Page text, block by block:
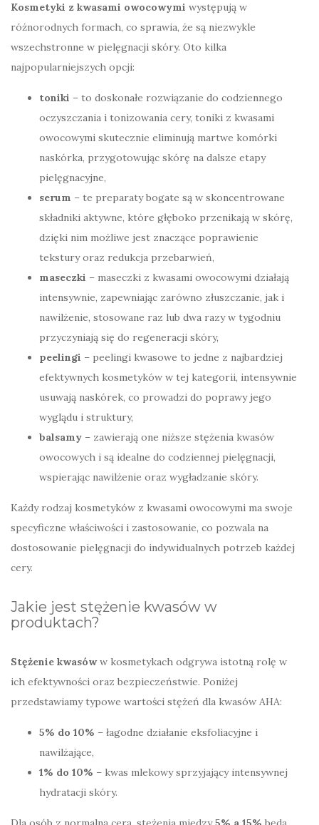
Kosmetyki z kwasami owocowymi występują w
różnorodnych formach, co sprawia, że są niezwykle
wszechstronne w pielęgnacji skóry. Oto kilka
najpopularniejszych opcji:
toniki – to doskonałe rozwiązanie do codziennego
oczyszczania i tonizowania cery, toniki z kwasami
owocowymi skutecznie eliminują martwe komórki
naskórka, przygotowując skórę na dalsze etapy
pielęgnacyjne,
serum – te preparaty bogate są w skoncentrowane
składniki aktywne, które głęboko przenikają w skórę,
dzięki nim możliwe jest znaczące poprawienie
tekstury oraz redukcja przebarwień,
maseczki – maseczki z kwasami owocowymi działają
intensywnie, zapewniając zarówno złuszczanie, jak i
nawilżenie, stosowane raz lub dwa razy w tygodniu
przyczyniają się do regeneracji skóry,
peelingi – peelingi kwasowe to jedne z najbardziej
efektywnych kosmetyków w tej kategorii, intensywnie
usuwają naskórek, co prowadzi do poprawy jego
wyglądu i struktury,
balsamy – zawierają one niższe stężenia kwasów
owocowych i są idealne do codziennej pielęgnacji,
wspierając nawilżenie oraz wygładzanie skóry.
Każdy rodzaj kosmetyków z kwasami owocowymi ma swoje
specyficzne właściwości i zastosowanie, co pozwala na
dostosowanie pielęgnacji do indywidualnych potrzeb każdej
cery.
Jakie jest stężenie kwasów w
produktach?
Stężenie kwasów w kosmetykach odgrywa istotną rolę w
ich efektywności oraz bezpieczeństwie. Poniżej
przedstawiamy typowe wartości stężeń dla kwasów AHA:
5% do 10% – łagodne działanie eksfoliacyjne i
nawilżające,
1% do 10% – kwas mlekowy sprzyjający intensywnej
hydratacji skóry.